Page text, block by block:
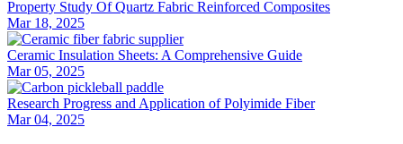
Property Study Of Quartz Fabric Reinforced Composites
Mar 18, 2025
Ceramic Insulation Sheets: A Comprehensive Guide
Mar 05, 2025
Research Progress and Application of Polyimide Fiber
Mar 04, 2025